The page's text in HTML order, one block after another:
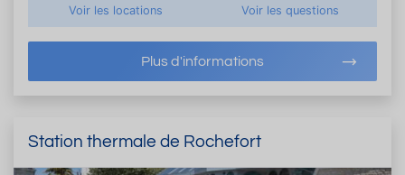
Voir les locations Voir les questions
Plus d'informations
Station thermale de Rochefort